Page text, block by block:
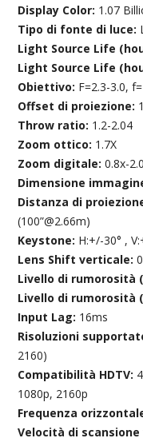
Display Color: 1.07
Tipo di fonte di luce:
Light Source Life
Light Source Life
Obiettivo: F=2.3-3.0,
Offset di proiezione:
Throw ratio: 1.2-2.04
Zoom ottico: 1.7X
Zoom digitale:0.8x-
Dimensione
Distanza di
(100”@2.66m)
Keystone: H:+/-30° ,
Lens Shift verticale:
Livello di rumorosità
Livello di rumorosità
Input Lag: 16ms
Risoluzioni
2160)
Compatibilità HDTV:
1080p, 2160p
Frequenza
Velocità di